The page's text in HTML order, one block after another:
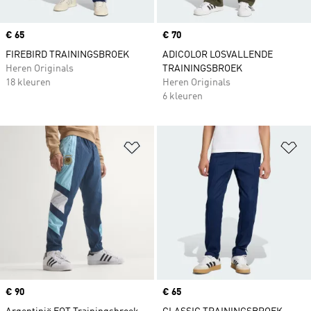
Price
€ 65
FIREBIRD TRAININGSBROEK
Heren Originals
18 kleuren
Price
€ 70
ADICOLOR LOSVALLENDE
TRAININGSBROEK
Heren Originals
6 kleuren
Op verlanglijst zetten
Price
€ 90
Price
€ 65